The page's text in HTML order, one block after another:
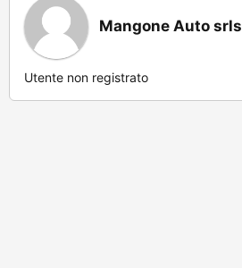
Mangone Auto srls
Utente non registrato